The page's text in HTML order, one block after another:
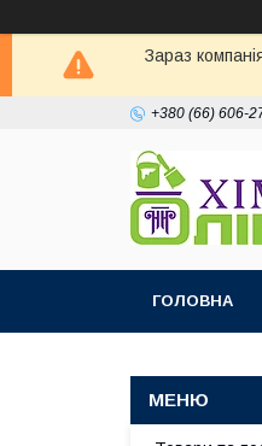
Зараз
+380 (66) 606-
ГОЛОВНА